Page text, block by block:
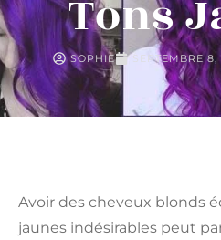
Tons
SOPHIE SEPTEMBRE
Avoir des cheveux blonds
jaunes indésirables peut